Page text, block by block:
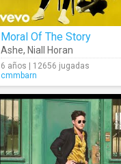
Moral Of The Story
Ashe, Niall Horan
6 años | 12656 jugadas
cmmbarn